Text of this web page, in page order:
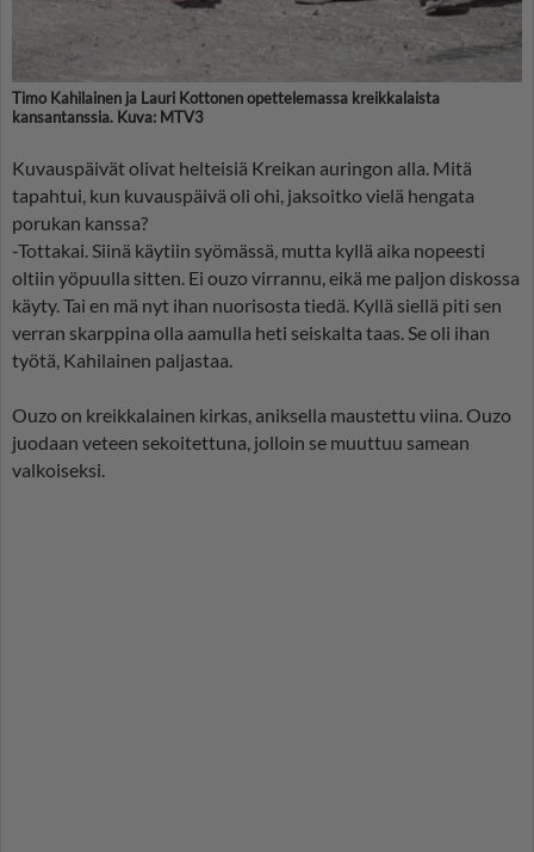
Timo Kahilainen ja Lauri Kottonen opettelemassa kreikkalaista
kansantanssia. Kuva: MTV3
Kuvauspäivät olivat helteisiä Kreikan auringon alla. Mitä
tapahtui, kun kuvauspäivä oli ohi, jaksoitko vielä hengata
porukan kanssa?
-Tottakai. Siinä käytiin syömässä, mutta kyllä aika nopeesti
oltiin yöpuulla sitten. Ei ouzo virrannu, eikä me paljon diskossa
käyty. Tai en mä nyt ihan nuorisosta tiedä. Kyllä siellä piti sen
verran skarppina olla aamulla heti seiskalta taas. Se oli ihan
työtä, Kahilainen paljastaa.
Ouzo on kreikkalainen kirkas, aniksella maustettu viina. Ouzo
juodaan veteen sekoitettuna, jolloin se muuttuu samean
valkoiseksi.